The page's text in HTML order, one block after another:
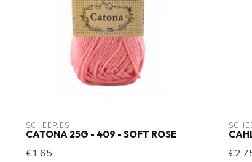
SCHEEPJES
CATONA 25G - 409 - SOFT ROSE
€1,65